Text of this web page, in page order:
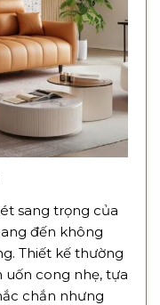
sang trọng của
đến không
Thiết kế thường
uốn cong nhẹ, tựa
chắn nhưng